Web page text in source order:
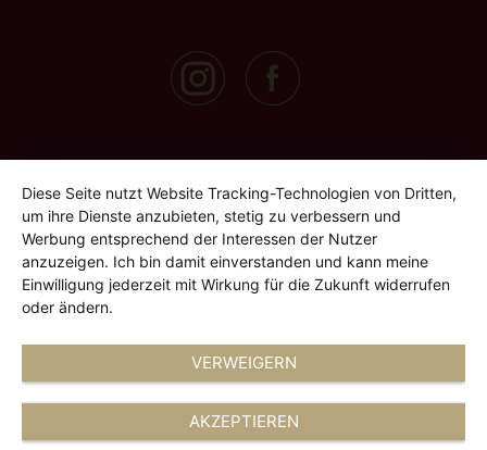
Diese Seite nutzt Website Tracking-Technologien von Dritten,
um ihre Dienste anzubieten, stetig zu verbessern und
Werbung entsprechend der Interessen der Nutzer
anzuzeigen. Ich bin damit einverstanden und kann meine
Einwilligung jederzeit mit Wirkung für die Zukunft widerrufen
oder ändern.
VERWEIGERN
AKZEPTIEREN